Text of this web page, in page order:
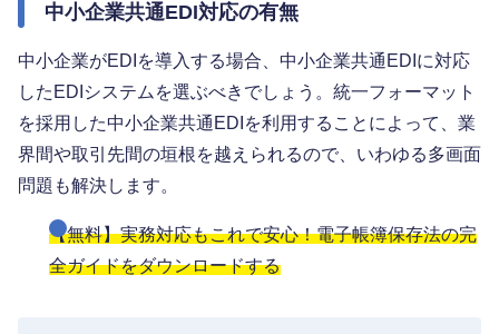
中小企業共通EDI対応の有無
中小企業がEDIを導入する場合、中小企業共通EDIに対応
したEDIシステムを選ぶべきでしょう。統一フォーマット
を採用した中小企業共通EDIを利用することによって、業
界間や取引先間の垣根を越えられるので、いわゆる多画面
問題も解決します。
【無料】実務対応もこれで安心！電子帳簿保存法の完
全ガイドをダウンロードする